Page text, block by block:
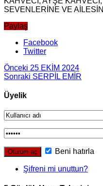
SEVENLERİNE VE
Paylaş
Facebook
Twitter
Önceki 25 EKİM 2024
Sonraki SERPİL EMİR
Üyelik
Beni hatırla
Şifreni mi unuttun?